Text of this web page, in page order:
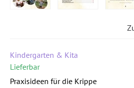
Kindergarten & Kita
Lieferbar
Praxisideen für die Krippe